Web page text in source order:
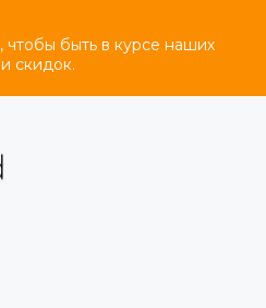
быть в курсе наших
скидок.